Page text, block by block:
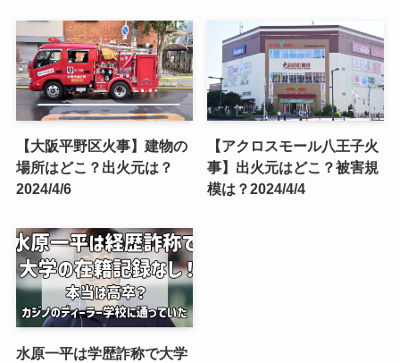
【大阪平野区火事】建物の
場所はどこ？出火元は？
2024/4/6
【アクロスモール八王子火
事】出火元はどこ？被害規
模は？2024/4/4
水原一平は学歴詐称で大学